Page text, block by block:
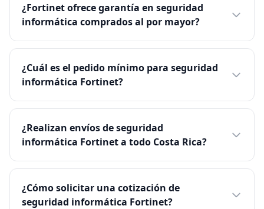
¿Fortinet ofrece garantía en seguridad
informática comprados al por mayor?
¿Cuál es el pedido mínimo para seguridad
informática Fortinet?
¿Realizan envíos de seguridad
informática Fortinet a todo Costa Rica?
¿Cómo solicitar una cotización de
seguridad informática Fortinet?